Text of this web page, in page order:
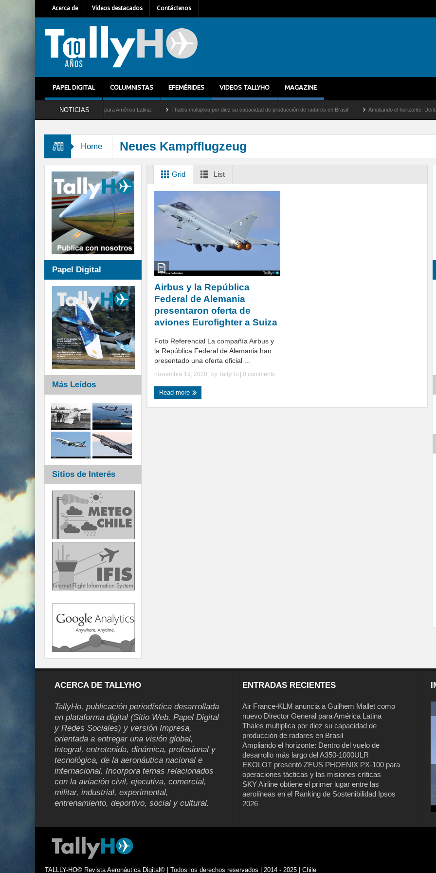
Acerca de Videos destacados Contáctenos
PAPEL DIGITAL COLUMNISTAS EFEMÉRIDES VIDEOS TALLYHO MAGAZINE
NOTICIAS
como nuevo Director General para América Latina Thales multiplica por diez su capacidad de producción de radares en Brasil Ampliando el horizonte: Dentro del
Home Neues Kampfflugzeug
Grid List
Airbus y la República
Federal de Alemania
presentaron oferta de
aviones Eurofighter a Suiza
Foto Referencial La compañía Airbus y
la República Federal de Alemania han
presentado una oferta oficial ...
noviembre 19, 2020 | by TallyHo 0 comments
Read more
Papel Digital
Más Leídos
Sitios de Interés
ACERCA DE TALLYHO
TallyHo, publicación periodística desarrollada
en plataforma digital (Sitio Web, Papel Digital
y Redes Sociales) y versión Impresa,
orientada a entregar una visión global,
integral, entretenida, dinámica, profesional y
tecnológica, de la aeronáutica nacional e
internacional. Incorpora temas relacionados
con la aviación civil, ejecutiva, comercial,
militar, industrial, experimental,
entrenamiento, deportivo, social y cultural.
ENTRADAS RECIENTES
Air France-KLM anuncia a Guilhem Mallet como
nuevo Director General para América Latina
Thales multiplica por diez su capacidad de
producción de radares en Brasil
Ampliando el horizonte: Dentro del vuelo de
desarrollo más largo del A350-1000ULR
EKOLOT presentó ZEUS PHOENIX PX-100 para
operaciones tácticas y las misiones críticas
SKY Airline obtiene el primer lugar entre las
aerolíneas en el Ranking de Sostenibilidad Ipsos
2026
Air France-KLM anuncia a Guilhem
Mallet como nuevo Director General
para América Latina
TALLLY-HO© Revista Aeronáutica Digital© | Todos los derechos reservados | 2014 - 2025 | Chile